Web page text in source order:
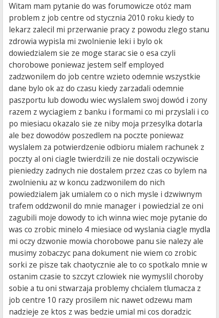
Witam mam pytanie do was forumowicze otóz mam
problem z job centre od stycznia 2010 roku kiedy to
lekarz zalecil mi przerwanie pracy z powodu zlego stanu
zdrowia wypisla mi zwolnienie leki i bylo ok
dowiedzialem sie ze moge starac sie o esa czyli
chorobowe poniewaz jestem self employed
zadzwonilem do job centre wzieto odemnie wszystkie
dane bylo ok az do czasu kiedy zarzadali odemnie
paszportu lub dowodu wiec wyslalem swoj dowód i zony
razem z wyciagiem z banku i formami co mi przyslali i co
po miesiacu okazalo sie ze niby moja przesylka dotarla
ale bez dowodów poszedlem na poczte poniewaz
wyslalem za potwierdzenie odbioru mialem rachunek z
poczty al oni ciagle twierdzili ze nie dostali oczywiscie
pieniedzy zadnych nie dostalem przez czas co bylem na
zwolnieniu az w koncu zadzwonilem do nich
powiedzialem jak umialem co o nich mysle i dzwiwnym
trafem oddzwonil do mnie manager i powiedzial ze oni
zagubili moje dowody to ich winna wiec moje pytanie do
was co zrobic minelo 4 miesiace od wyslania ciagle mydla
mi oczy dzwonie mowia chorobowe panu sie nalezy ale
musimy zobaczyc pana dokument nie wiem co zrobic
sorki ze pisze tak chaotycznie ale to co spotkalo mnie w
ostanim czasie to szczyt czlowiek nie wymyslil choroby
sobie a tu oni stwarzaja problemy chcialem tlumacza z
job centre 10 razy prosilem nic nawet odzewu mam
nadzieje ze ktos z was bedzie umial mi cos doradzic